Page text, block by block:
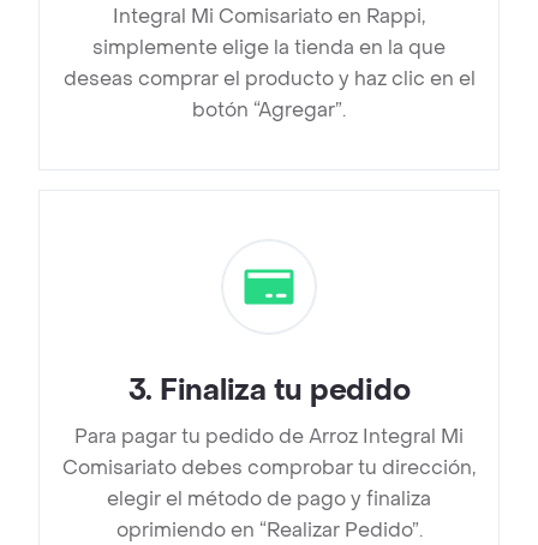
Integral Mi Comisariato en Rappi,
simplemente elige la tienda en la que
deseas comprar el producto y haz clic en el
botón “Agregar”.
3. Finaliza tu pedido
Para pagar tu pedido de Arroz Integral Mi
Comisariato debes comprobar tu dirección,
elegir el método de pago y finaliza
oprimiendo en “Realizar Pedido”.